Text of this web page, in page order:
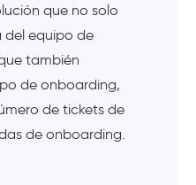
que no solo
del equipo de
también
de onboarding,
de tickets de
de onboarding.